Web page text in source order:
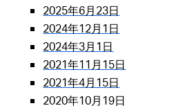
2025年6月23日
2024年12月1日
2024年3月1日
2021年11月15日
2021年4月15日
2020年10月19日